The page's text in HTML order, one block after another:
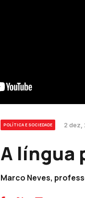
POLÍTICA E SOCIEDADE 2 dez,
A língua
Marco Neves,